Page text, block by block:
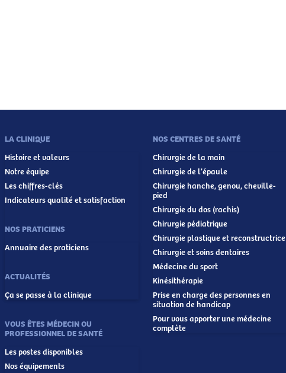
LA CLINIQUE
Histoire et valeurs
Notre équipe
Les chiffres-clés
Indicateurs qualité et satisfaction
NOS PRATICIENS
Annuaire des praticiens
ACTUALITÉS
Ça se passe à la clinique
NOS CENTRES DE SANTÉ
Chirurgie de la main
Chirurgie de l’épaule
Chirurgie hanche, genou, cheville-
pied
Chirurgie du dos (rachis)
Chirurgie pédiatrique
Chirurgie plastique et reconstructrice
Chirurgie et soins dentaires
Médecine du sport
Kinésithérapie
Prise en charge des personnes en
situation de handicap
Pour vous apporter une médecine
complète
VOUS ÊTES MÉDECIN OU
PROFESSIONNEL DE SANTÉ
Les postes disponibles
Nos équipements